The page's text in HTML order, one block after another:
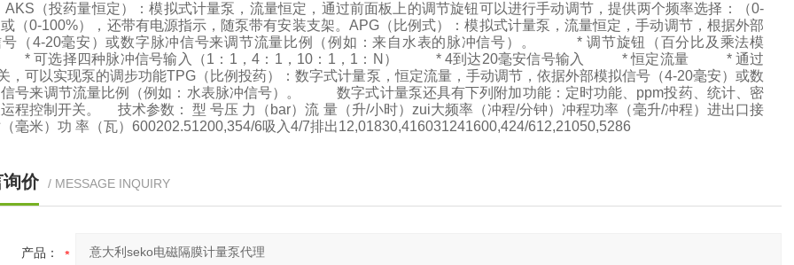
AKS（投药量恒定）：模拟式计量泵，流量恒定，通过前面板上的调节旋钮可以进行手动调节，提供两个频率选择：（0-
（0-100%），还带有电源指示，随泵带有安装支架。APG（比例式）：模拟式计量泵，流量恒定，手动调节，根据外部
号（4-20毫安）或数字脉冲信号来调节流量比例（例如：来自水表的脉冲信号）。 * 调节旋钮（百分比及乘法模
可选择四种脉冲信号输入（1：1，4：1，10：1，1：N） * 4到达20毫安信号输入 * 恒定流量 * 通过
，可以实现泵的调步功能TPG（比例投药）：数字式计量泵，恒定流量，手动调节，依据外部模拟信号（4-20毫安）或数
号来调节流量比例（例如：水表脉冲信号）。 数字式计量泵还具有下列附加功能：定时功能、ppm投药、统计、密
程控制开关。 技术参数： 型 号压 力（bar）流 量（升/小时）zui大频率（冲程/分钟）冲程功率（毫升/冲程）进出口接
毫米）功 率（瓦）600202.51200,354/6吸入4/7排出12,01830,416031241600,424/612,21050,5286
价 / MESSAGE INQUIRY
产品：